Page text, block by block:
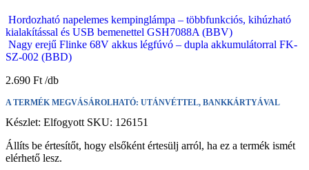
Hordozható napelemes kempinglámpa – többfunkciós, kihúzható
kialakítással és USB bemenettel GSH7088A (BBV)
Nagy erejű Flinke 68V akkus légfúvó – dupla akkumulátorral FK-
SZ-002 (BBD)
2.690 Ft
A TERMÉK MEGVÁSÁROLHATÓ: UTÁNVÉTTEL, BANKKÁRTYÁVAL
Készlet: Elfogyott SKU: 126151
Állíts be értesítőt, hogy elsőként értesülj arról, ha ez a termék ismét
elérhető lesz.